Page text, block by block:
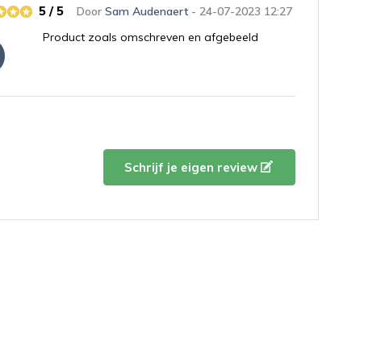
DoorSam Audenaert - 24-07-2023 12:27
5 / 5
Product zoals omschreven en afgebeeld
Schrijf je eigen review